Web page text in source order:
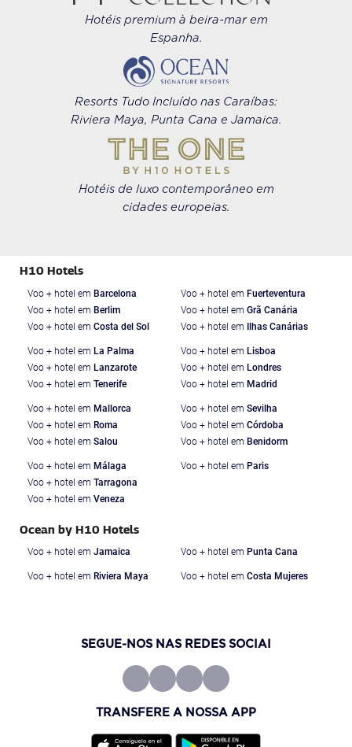
Hotéis premium à beira-mar em
Espanha.
Resorts Tudo Incluído nas Caraíbas:
Riviera Maya, Punta Cana e Jamaica.
Hotéis de luxo contemporâneo em
cidades europeias.
H10 Hotels
Voo + hotel em Barcelona
Voo + hotel em Berlim
Voo + hotel em Costa del Sol
Voo + hotel em Fuerteventura
Voo + hotel em Grã Canária
Voo + hotel em Ilhas Canárias
Voo + hotel em La Palma
Voo + hotel em Lanzarote
Voo + hotel em Tenerife
Voo + hotel em Lisboa
Voo + hotel em Londres
Voo + hotel em Madrid
Voo + hotel em Mallorca
Voo + hotel em Roma
Voo + hotel em Salou
Voo + hotel em Sevilha
Voo + hotel em Córdoba
Voo + hotel em Benidorm
Voo + hotel em Málaga
Voo + hotel em Tarragona
Voo + hotel em Veneza
Voo + hotel em Paris
Ocean by H10 Hotels
Voo + hotel em Jamaica Voo + hotel em Punta Cana
Voo + hotel em Riviera Maya Voo + hotel em Costa Mujeres
SEGUE-NOS NAS REDES SOCIAI
TRANSFERE A NOSSA APP